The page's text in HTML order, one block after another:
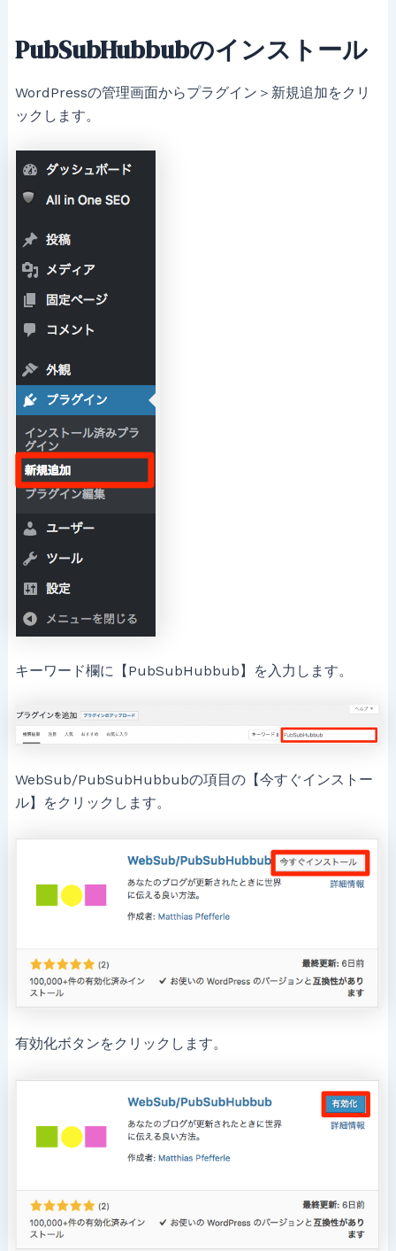
PubSubHubbubのインストール
WordPressの管理画面からプラグイン＞新規追加をクリ
ックします。
キーワード欄に【PubSubHubbub】を入力します。
WebSub/PubSubHubbubの項目の【今すぐインストー
ル】をクリックします。
有効化ボタンをクリックします。